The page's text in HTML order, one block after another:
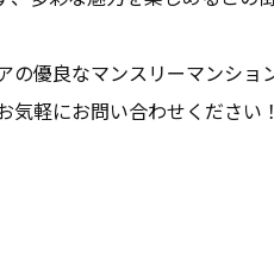
優良なマンスリーマンショ
軽にお問い合わせください！